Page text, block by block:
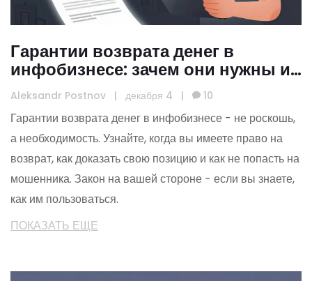
Гарантии возврата денег в
инфобизнесе: зачем они нужны и
как работают
Aleksandr Postnov | декабря 4 | 10
Гарантии возврата денег в инфобизнесе - не роскошь,
а необходимость. Узнайте, когда вы имеете право на
возврат, как доказать свою позицию и как не попасть на
мошенника. Закон на вашей стороне - если вы знаете,
как им пользоваться.
ПОКАЗАТЬ ЕЩЕ